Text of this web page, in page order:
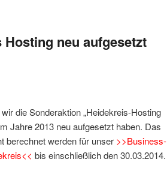
neu aufgesetzt
die Sonderaktion „Heidekreis-Hosting
Jahre 2013 neu aufgesetzt haben. Das
berechnet werden für unser >>Business-
bis einschließlich den 30.03.2014.